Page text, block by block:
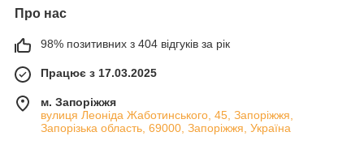
Про нас
98% позитивних з 404 відгуків за рік
Працює з 17.03.2025
м. Запоріжжя
вулиця Леоніда Жаботинського, 45, Запоріжжя,
Запорізька область, 69000, Запоріжжя, Україна